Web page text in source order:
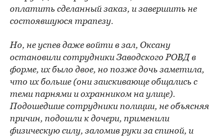
оплатить сделанный заказ, и завершить не
состоявшуюся трапезу.
Но, не успев даже войти в зал, Оксану
остановили сотрудники Заводского РОВД в
форме, их было двое, но позже дочь заметила,
что их больше (они заискивающе общались с
теми парнями и охранником на улице).
Подошедшие сотрудники полиции, не объясняя
причин, подошли к дочери, применили
физическую силу, заломив руки за спиной, и